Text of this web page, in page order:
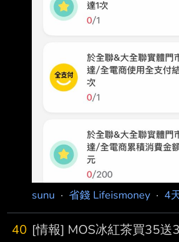
sunu · 省錢 Lifeismoney · 4
40 [情報] MOS冰紅茶買35送